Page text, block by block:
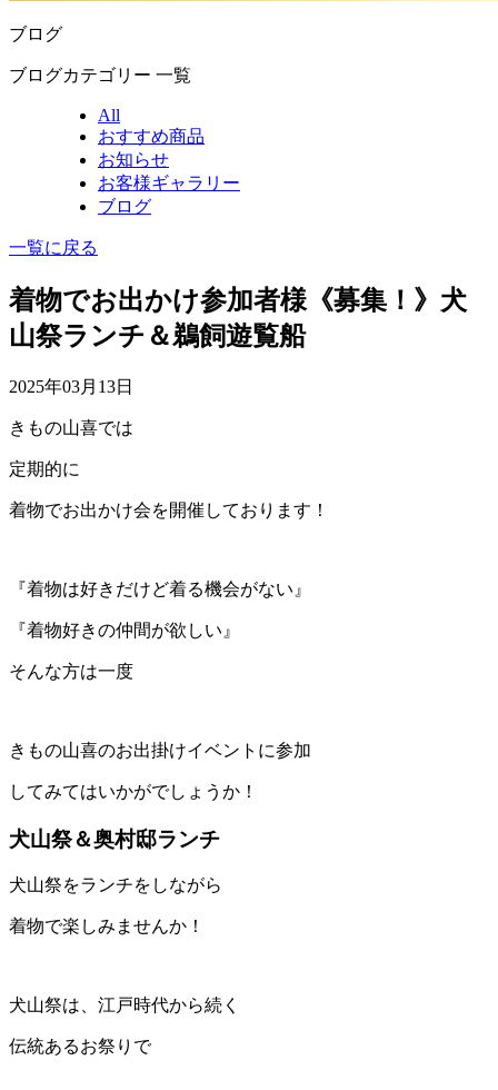
ブログ
ブログカテゴリー 一覧
All
おすすめ商品
お知らせ
お客様ギャラリー
ブログ
一覧に戻る
着物でお出かけ参加者様《募集！》犬
山祭ランチ＆鵜飼遊覧船
2025年03月13日
きもの山喜では
定期的に
着物でお出かけ会を開催しております！
『着物は好きだけど着る機会がない』
『着物好きの仲間が欲しい』
そんな方は一度
きもの山喜のお出掛けイベントに参加
してみてはいかがでしょうか！
犬山祭＆奥村邸ランチ
犬山祭をランチをしながら
着物で楽しみませんか！
犬山祭は、江戸時代から続く
伝統あるお祭りで